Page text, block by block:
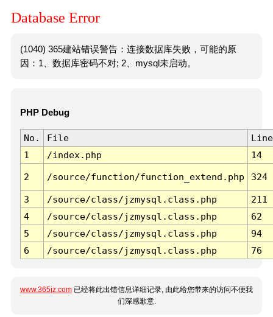
Database Error
(1040) 365建站错误警告：连接数据库失败，可能的原
因：1、数据库密码不对; 2、mysql未启动。
PHP Debug
No. File
Line
1
/index.php 14
2 /source/function/function_extend.php 324
3 /source/class/jzmysql.class.php
211
4
/source/class/jzmysql.class.php
62
5
/source/class/jzmysql.class.php
94
6
/source/class/jzmysql.class.php 76
www.365jz.com 已经将此出错信息详细记录, 由此给您带来的访问不便我
们深感歉意.